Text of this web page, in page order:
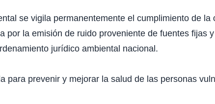
se vigila permanentemente el cumplimiento de
por la emisión de ruido proveniente de fuentes fijas
jurídico ambiental nacional.
para prevenir y mejorar la salud de las personas